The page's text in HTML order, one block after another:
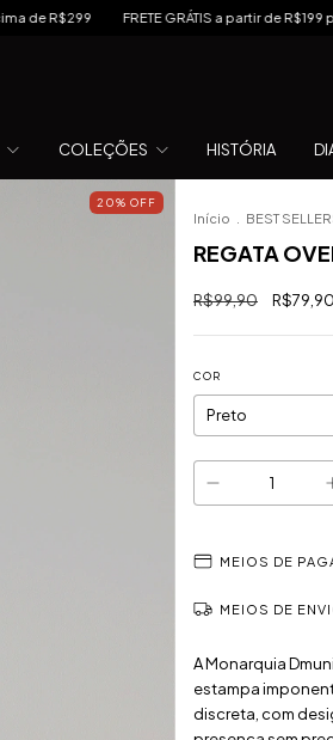
FRETE GRÁTIS a partir de R$199 para SP e R$249
COLEÇÕES HISTÓRIA
20% OFF
Início BEST
REGATA
R$99,90 R$79,90
COR
MEIOS DE
MEIOS DE
A Monarquia
estampa
discreta, com